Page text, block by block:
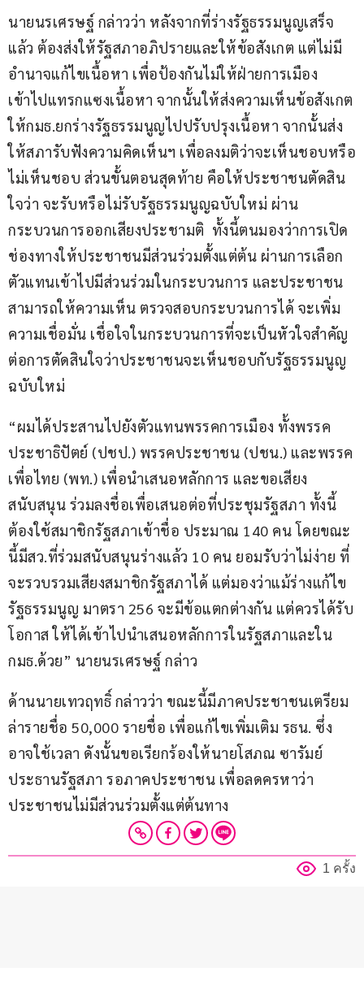
นายนรเศรษฐ์ กล่าวว่า หลังจากที่ร่างรัฐธรรมนูญเสร็จ
แล้ว ต้องส่งให้รัฐสภาอภิปรายและให้ข้อสังเกต แต่ไม่มี
อำนาจแก้ไขเนื้อหา เพื่อป้องกันไม่ให้ฝ่ายการเมือง
เข้าไปแทรกแซงเนื้อหา จากนั้นให้ส่งความเห็นข้อสังเกต
ให้กมธ.ยกร่างรัฐธรรมนูญไปปรับปรุงเนื้อหา จากนั้นส่ง
ให้สภารับฟังความคิดเห็นฯ เพื่อลงมติว่าจะเห็นชอบหรือ
ไม่เห็นชอบ ส่วนขั้นตอนสุดท้าย คือให้ประชาชนตัดสิน
ใจว่า จะรับหรือไม่รับรัฐธรรมนูญฉบับใหม่ ผ่าน
กระบวนการออกเสียงประชามติ  ทั้งนี้ตนมองว่าการเปิด
ช่องทางให้ประชาชนมีส่วนร่วมตั้งแต่ต้น ผ่านการเลือก
ตัวแทนเข้าไปมีส่วนร่วมในกระบวนการ และประชาชน
สามารถให้ความเห็น ตรวจสอบกระบวนการได้ จะเพิ่ม
ความเชื่อมั่น เชื่อใจในกระบวนการที่จะเป็นหัวใจสำคัญ
ต่อการตัดสินใจว่าประชาชนจะเห็นชอบกับรัฐธรรมนูญ
ฉบับใหม่
“ผมได้ประสานไปยังตัวแทนพรรคการเมือง ทั้งพรรค
ประชาธิปัตย์ (ปชป.) พรรคประชาชน (ปชน.) และพรรค
เพื่อไทย (พท.) เพื่อนำเสนอหลักการ และขอเสียง
สนับสนุน ร่วมลงชื่อเพื่อเสนอต่อที่ประชุมรัฐสภา ทั้งนี้
ต้องใช้สมาชิกรัฐสภาเข้าชื่อ ประมาณ 140 คน โดยขณะ
นี้มีสว.ที่ร่วมสนับสนุนร่างแล้ว 10 คน ยอมรับว่าไม่ง่าย ที่
จะรวบรวมเสียงสมาชิกรัฐสภาได้ แต่มองว่าแม้ร่างแก้ไข
รัฐธรรมนูญ มาตรา 256 จะมีข้อแตกต่างกัน แต่ควรได้รับ
โอกาส ให้ได้เข้าไปนำเสนอหลักการในรัฐสภาและใน
กมธ.ด้วย” นายนรเศรษฐ์ กล่าว
ด้านนายเทวฤทธิ์ กล่าวว่า ขณะนี้มีภาคประชาชนเตรียม
ล่ารายชื่อ 50,000 รายชื่อ เพื่อแก้ไขเพิ่มเติม รธน. ซึ่ง
อาจใช้เวลา ดังนั้นขอเรียกร้องให้นายโสภณ ซารัมย์
ประธานรัฐสภา รอภาคประชาชน เพื่อลดครหาว่า
ประชาชนไม่มีส่วนร่วมตั้งแต่ต้นทาง
1 ครั้ง